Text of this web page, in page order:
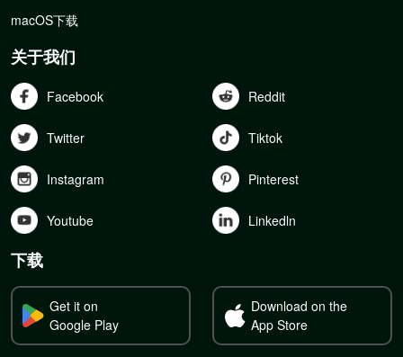
macOS下载
关于我们
Facebook Reddit
Twitter Tiktok
Instagram Pinterest
Youtube Linkedln
下载
Get it on
Google Play
Download on the
App Store